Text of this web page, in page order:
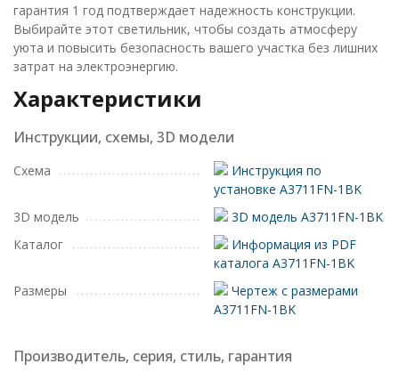
гарантия 1 год подтверждает надежность конструкции.
Выбирайте этот светильник, чтобы создать атмосферу
уюта и повысить безопасность вашего участка без лишних
затрат на электроэнергию.
Характеристики
Инструкции, схемы, 3D модели
Схема
Инструкция по
установке A3711FN-1BK
3D модель
3D модель A3711FN-1BK
Каталог
Информация из PDF
каталога A3711FN-1BK
Размеры
Чертеж с размерами
A3711FN-1BK
Производитель, серия, стиль, гарантия